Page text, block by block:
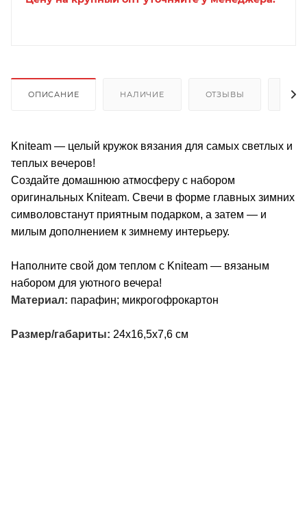
ОПИСАНИЕ НАЛИЧИЕ ОТЗЫВЫ
Kniteam — целый кружок вязания для самых светлых и
теплых вечеров!
Создайте домашнюю атмосферу с набором
оригинальных Kniteam. Свечи в форме главных зимних
символовстанут приятным подарком, а затем — и
милым дополнением к зимнему интерьеру.
Наполните свой дом теплом с Kniteam — вязаным
набором для уютного вечера!
Материал: парафин; микрогофрокартон
Размер/габариты: 24х16,5х7,6 см